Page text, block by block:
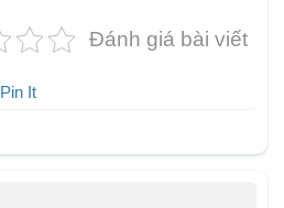
Đánh giá bài viết
Pin It